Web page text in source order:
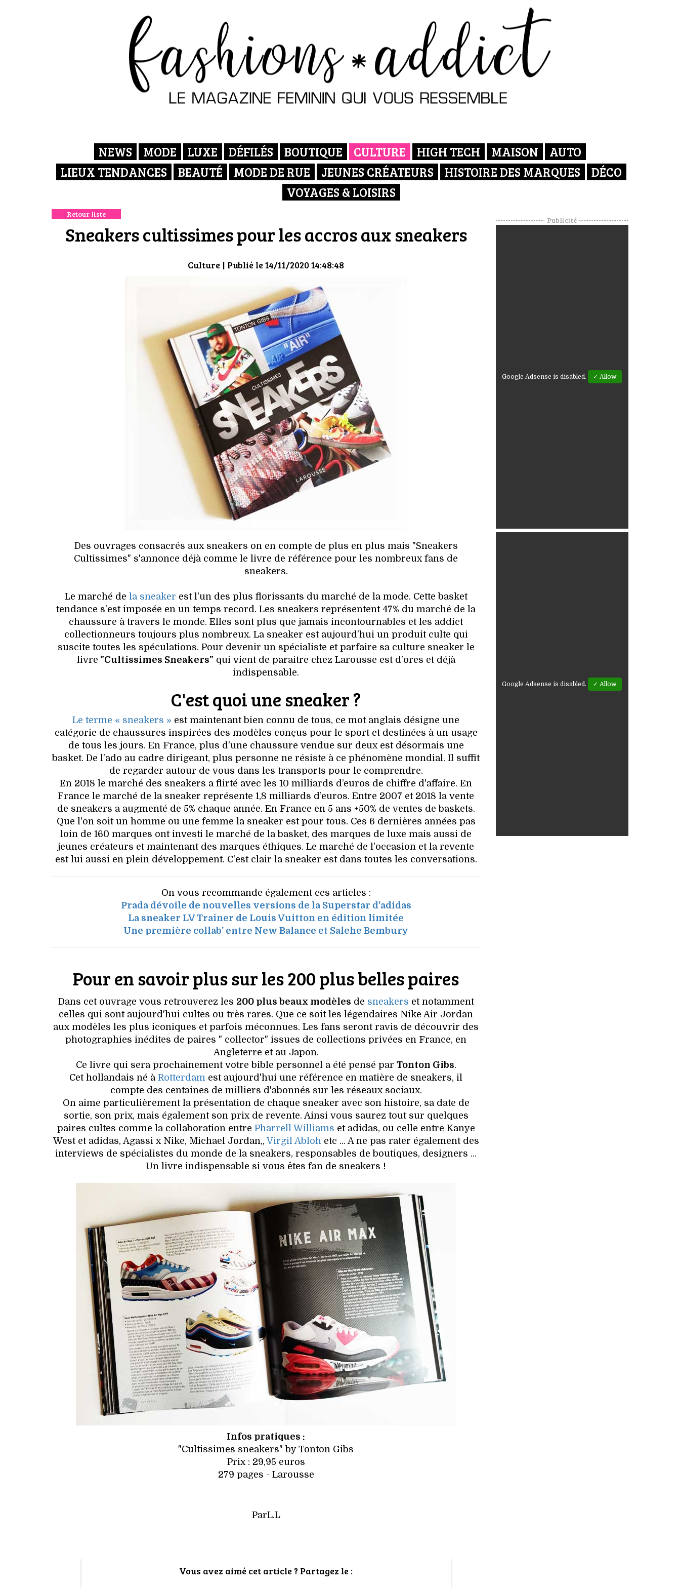
NEWS MODE LUXE DÉFILÉS BOUTIQUE CULTURE HIGH TECH MAISON
AUTO
LIEUX TENDANCES
BEAUTÉ MODE DE RUE JEUNES CRÉATEURS HISTOIRE DES MARQUES
DÉCO
VOYAGES & LOISIRS
Retour liste
Sneakers cultissimes pour les accros aux sneakers
Culture | Publié le 14/11/2020 14:48:48
Des ouvrages consacrés aux sneakers on en compte de plus en plus mais "Sneakers
Cultissimes" s'annonce déjà comme le livre de référence pour les nombreux fans de
sneakers.
Le marché de la sneaker est l'un des plus florissants du marché de la mode. Cette basket
tendance s'est imposée en un temps record. Les sneakers représentent 47% du marché de la
chaussure à travers le monde. Elles sont plus que jamais incontournables et les addict
collectionneurs toujours plus nombreux. La sneaker est aujourd'hui un produit culte qui
suscite toutes les spéculations. Pour devenir un spécialiste et parfaire sa culture sneaker le
livre "Cultissimes Sneakers" qui vient de paraitre chez Larousse est d'ores et déjà
indispensable.
C'est quoi une sneaker ?
Le terme « sneakers » est maintenant bien connu de tous, ce mot anglais désigne une
catégorie de chaussures inspirées des modèles conçus pour le sport et destinées à un usage
de tous les jours. En France, plus d'une chaussure vendue sur deux est désormais une
basket. De l'ado au cadre dirigeant, plus personne ne résiste à ce phénomène mondial. Il suffit
de regarder autour de vous dans les transports pour le comprendre.
En 2018 le marché des sneakers a flirté avec les 10 milliards d’euros de chiffre d'affaire. En
France le marché de la sneaker représente 1,8 milliards d’euros. Entre 2007 et 2018 la vente
de sneakers a augmenté de 5% chaque année. En France en 5 ans +50% de ventes de baskets.
Que l'on soit un homme ou une femme la sneaker est pour tous. Ces 6 dernières années pas
loin de 160 marques ont investi le marché de la basket, des marques de luxe mais aussi de
jeunes créateurs et maintenant des marques éthiques. Le marché de l'occasion et la revente
est lui aussi en plein développement. C'est clair la sneaker est dans toutes les conversations.
On vous recommande également ces articles :
Prada dévoile de nouvelles versions de la Superstar d'adidas
La sneaker LV Trainer de Louis Vuitton en édition limitée
Une première collab' entre New Balance et Salehe Bembury
Pour en savoir plus sur les 200 plus belles paires
Dans cet ouvrage vous retrouverez les 200 plus beaux modèles de sneakers et notamment
celles qui sont aujourd'hui cultes ou très rares. Que ce soit les légendaires Nike Air Jordan
aux modèles les plus iconiques et parfois méconnues. Les fans seront ravis de découvrir des
photographies inédites de paires " collector" issues de collections privées en France, en
Angleterre et au Japon.
Ce livre qui sera prochainement votre bible personnel a été pensé par Tonton Gibs.
Cet hollandais né àRotterdam est aujourd'hui une référence en matière de sneakers, il
compte des centaines de milliers d'abonnés sur les réseaux sociaux.
On aime particulièrement la présentation de chaque sneaker avec son histoire, sa date de
sortie, son prix, mais également son prix de revente. Ainsi vous saurez tout sur quelques
paires cultes comme la collaboration entre Pharrell Williams et adidas, ou celle entre Kanye
West et adidas, Agassi x Nike, Michael Jordan,,Virgil Ablohetc ... A ne pas rater également des
interviews de spécialistes du monde de la sneakers, responsables de boutiques, designers ...
Un livre indispensable si vous êtes fan de sneakers !
Infos pratiques :
"Cultissimes sneakers" by Tonton Gibs
Prix : 29,95 euros
279 pages - Larousse
ParL.L
Vous avez aimé cet article ? Partagez le :
Publicité
Google Adsense is disabled. ✓ Allow
Google Adsense is disabled. ✓ Allow